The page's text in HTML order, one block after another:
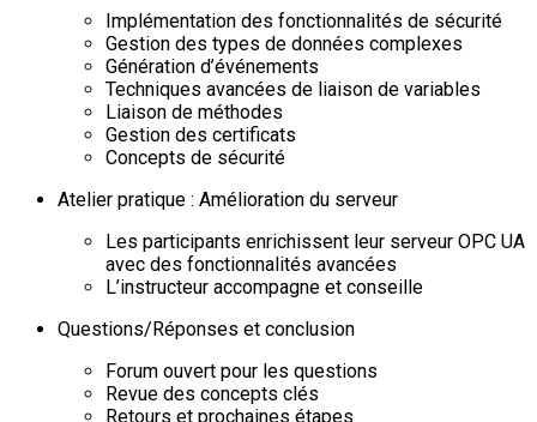
Implémentation des fonctionnalités de sécurité
Gestion des types de données complexes
Génération d’événements
Techniques avancées de liaison de variables
Liaison de méthodes
Gestion des certificats
Concepts de sécurité
Atelier pratique : Amélioration du serveur
Les participants enrichissent leur serveur OPC UA
avec des fonctionnalités avancées
L’instructeur accompagne et conseille
Questions/Réponses et conclusion
Forum ouvert pour les questions
Revue des concepts clés
Retours et prochaines étapes